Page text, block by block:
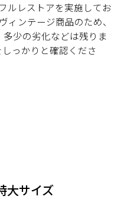
ルレストアを実施してお
ィンテージ商品のため、
少の劣化などは残りま
っかりと確認くださ
大サイズ